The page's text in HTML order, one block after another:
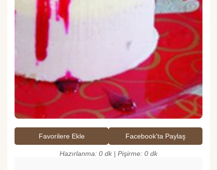
Favorilere Ekle Facebook'ta Paylaş
Hazırlanma: 0 dk | Pişirme: 0 dk